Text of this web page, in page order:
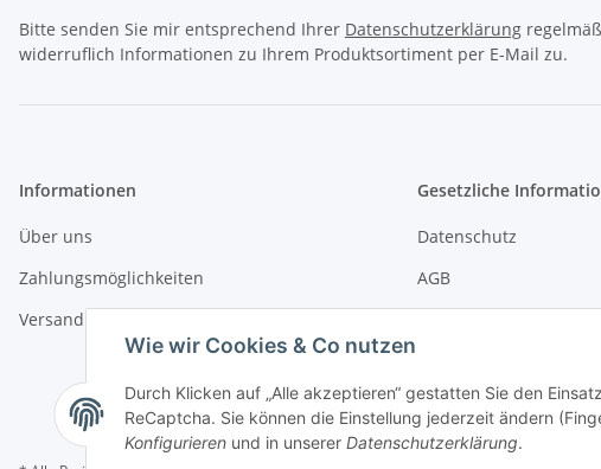
Wie wir Cookies & Co nutzen
Durch Klicken auf „Alle akzeptieren“ gestatten Sie den
ReCaptcha. Sie können die Einstellung jederzeit ändern
Konfigurieren und in unserer Datenschutzerklärung.
Bitte senden Sie mir entsprechend Ihrer Datenschutzerklärung
widerruflich Informationen zu Ihrem Produktsortiment per E-Mail zu.
Informationen
Über uns
Zahlungsmöglichkeiten
Versandinformationen
Gesetzliche
Datenschutz
AGB
Widerrufsrecht